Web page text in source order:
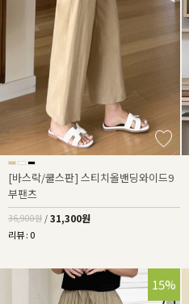
[바스락/쿨스판] 스티치올밴딩와이드9
부팬츠
36,900원 / 31,300원
리뷰 : 0
15%